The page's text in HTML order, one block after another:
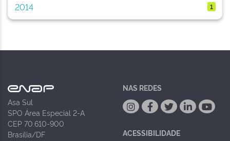
2014
1
Asa Sul
SPO Área Especial 2-A
CEP 70.610-900
Brasília/DF
NAS REDES
ACESSIBILIDADE